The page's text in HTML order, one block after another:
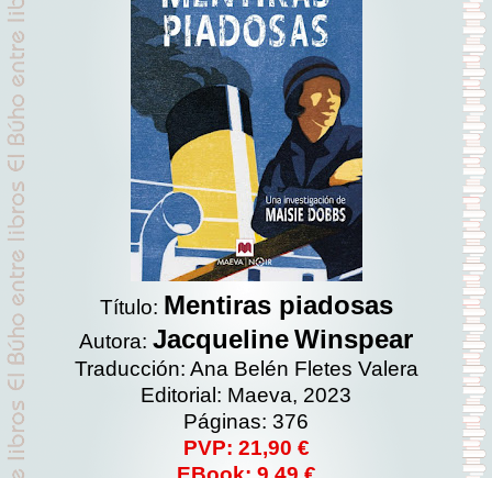
Título: Mentiras piadosas
Autora: JacquelineWinspear
Traducción: Ana Belén Fletes Valera
Editorial: Maeva, 2023
Páginas: 376
PVP: 21,90 €